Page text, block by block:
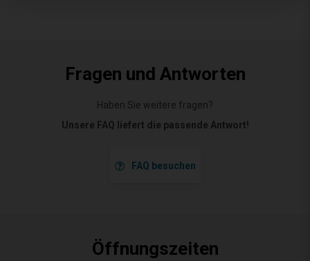
Fragen und Antworten
Haben Sie weitere fragen?
Unsere FAQ liefert die passende Antwort!
FAQ besuchen
Öffnungszeiten